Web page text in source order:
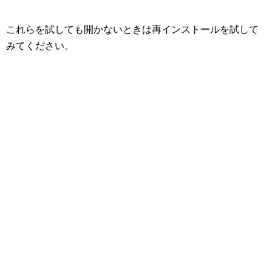
これらを試しても開かないときは再インストールを試して
みてください。